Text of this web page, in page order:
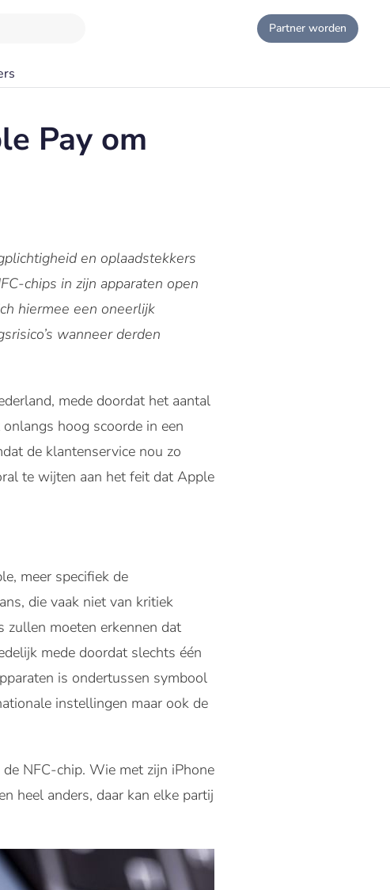
Partner worden
Pay om
en oplaadstekkers
chips in zijn apparaten open
hiermee een oneerlijk
wanneer derden
mede doordat het aantal
hoog scoorde in een
de klantenservice nou zo
te wijten aan het feit dat Apple
meer specifiek de
die vaak niet van kritiek
moeten erkennen dat
mede doordat slechts één
is ondertussen symbool
instellingen maar ook de
NFC-chip. Wie met zijn iPhone
heel anders, daar kan elke partij